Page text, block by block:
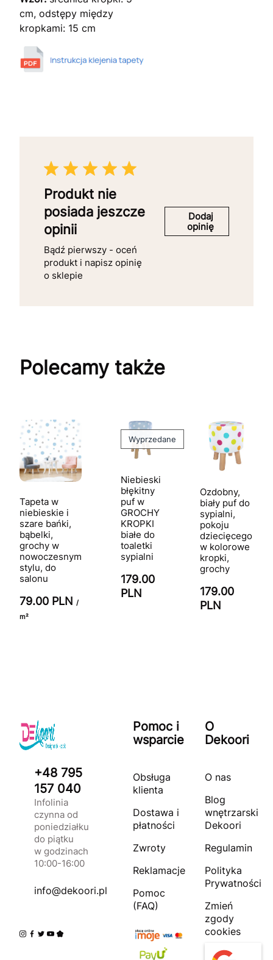
cm, odstępy między
kropkami: 15 cm
Produkt nie
posiada jeszcze
opinii
Bądź pierwszy - oceń
produkt i napisz opinię
o sklepie
Dodaj
opinię
Polecamy także
Tapeta w
niebieskie i
szare bańki,
bąbelki,
grochy w
nowoczesnym
stylu, do
salonu
79.00 PLN /
m²
Wyprzedane
Niebieski
błękitny
puf w
GROCHY
KROPKI
białe do
toaletki
sypialni
179.00
PLN
Ozdobny,
biały puf do
sypialni,
pokoju
dziecięcego
w kolorowe
kropki,
grochy
179.00
PLN
+48 795
157 040
Infolinia
czynna od
poniedziałku
do piątku
w godzinach
10:00-16:00
info@dekoori.pl
Pomoc i
wsparcie
Obsługa
klienta
Dostawa i
płatności
Zwroty
Reklamacje
Pomoc
(FAQ)
O
Dekoori
O nas
Blog
wnętrzarski
Dekoori
Regulamin
Polityka
Prywatności
Zmień
zgody
cookies